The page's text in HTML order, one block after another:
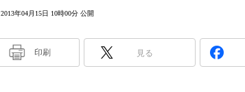
2013年04月15日 10時00分 公開
印刷 見る